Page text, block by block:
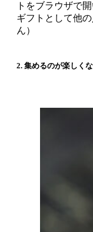
トをブラウザで
ギフトとして他
ん）
2. 集めるのが楽しく